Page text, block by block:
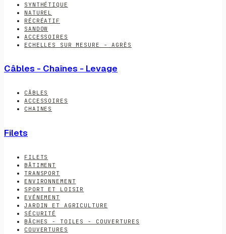
SYNTHÉTIQUE
NATUREL
RÉCRÉATIF
SANDOW
ACCESSOIRES
ECHELLES SUR MESURE - AGRÈS
Câbles - Chaînes - Levage
CÂBLES
ACCESSOIRES
CHAINES
Filets
FILETS
BÂTIMENT
TRANSPORT
ENVIRONNEMENT
SPORT ET LOISIR
EVÉNEMENT
JARDIN ET AGRICULTURE
SÉCURITÉ
BÂCHES - TOILES - COUVERTURES
COUVERTURES